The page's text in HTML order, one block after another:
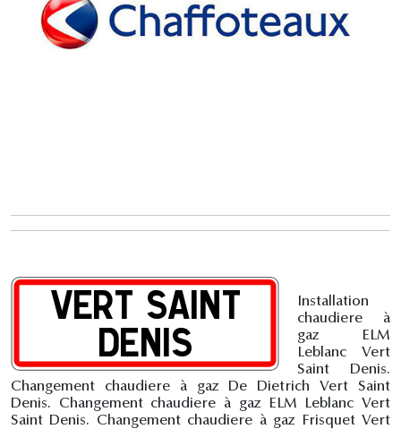
Installation
chaudiere à
gaz ELM
Leblanc Vert
Saint Denis.
Changement chaudiere à gaz De Dietrich Vert Saint
Denis. Changement chaudiere à gaz ELM Leblanc Vert
Saint Denis. Changement chaudiere à gaz Frisquet Vert